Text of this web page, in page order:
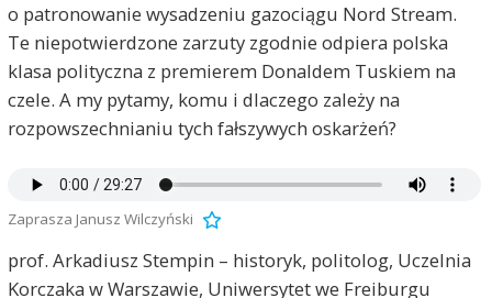
o patronowanie wysadzeniu gazociągu Nord Stream.
Te niepotwierdzone zarzuty zgodnie odpiera polska
klasa polityczna z premierem Donaldem Tuskiem na
czele. A my pytamy, komu i dlaczego zależy na
rozpowszechnianiu tych fałszywych oskarżeń?
Zaprasza Janusz Wilczyński
prof. Arkadiusz Stempin – historyk, politolog, Uczelnia
Korczaka w Warszawie, Uniwersytet we Freiburgu